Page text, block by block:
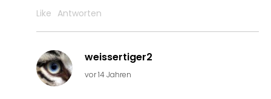
Like Antworten
weissertiger2
vor 14 Jahren